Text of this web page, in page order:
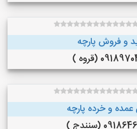
و فروش پارچه
(قروه )
و خرده پارچه
(سنندج )